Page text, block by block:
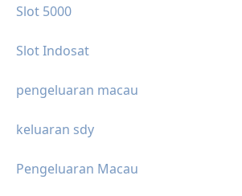
Slot 5000
Slot Indosat
pengeluaran macau
keluaran sdy
Pengeluaran Macau